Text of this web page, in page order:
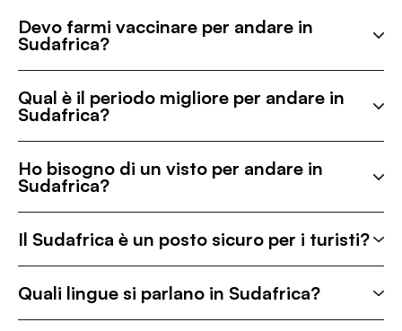
Devo farmi vaccinare per andare in
Sudafrica?
Qual è il periodo migliore per andare in
Sudafrica?
Ho bisogno di un visto per andare in
Sudafrica?
Il Sudafrica è un posto sicuro per i turisti?
Quali lingue si parlano in Sudafrica?